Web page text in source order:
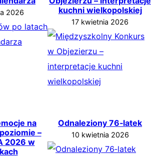
2026
kuchni wielkopolskiej
17 kwietnia 2026
na
–
2026 w
Odnaleziony 76‑latek
10 kwietnia 2026